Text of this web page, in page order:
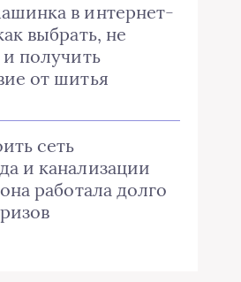
в интернет-
выбрать, не
и получить
от шитья
сеть
и канализации
работала долго